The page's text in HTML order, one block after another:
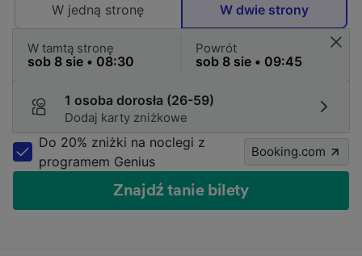
W jedną stronę
W dwie strony
W tamtą stronę Powrót
1 osoba dorosła (26-59)
Dodaj karty zniżkowe
Do 20% zniżki na noclegi z
programem Genius
Booking.com
Znajdź tanie bilety